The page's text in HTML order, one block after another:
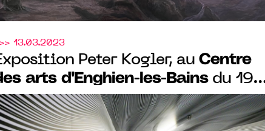
13.03.2023
Peter Kogler, au Centre
arts d'Enghien-les-Bainsdu 19
au 09 juillet 2023